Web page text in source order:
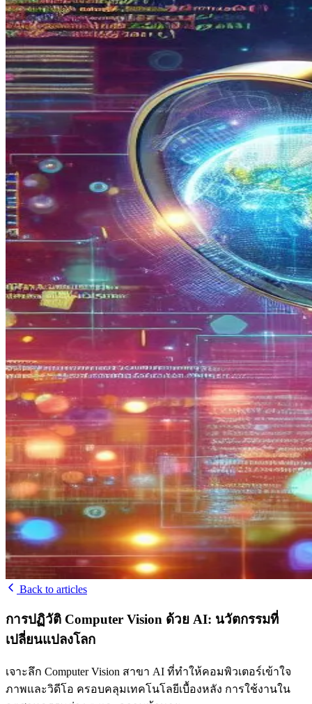
Back to articles
การปฏิวัติ Computer Vision ด้วย AI: นวัตกรรมที่
เปลี่ยนแปลงโลก
เจาะลึก Computer Vision สาขา AI ที่ทำให้คอมพิวเตอร์เข้าใจ
ภาพและวิดีโอ ครอบคลุมเทคโนโลยีเบื้องหลัง การใช้งานใน